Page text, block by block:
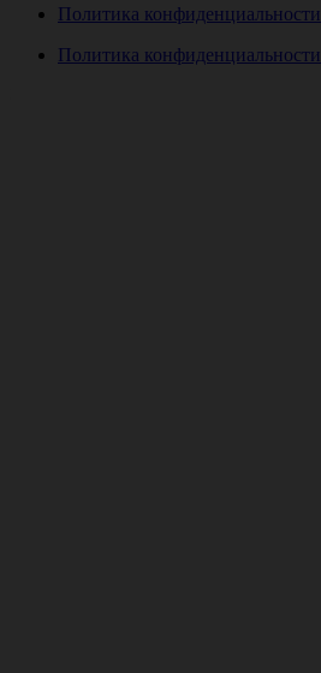
Политика конфиденциальности
Политика конфиденциальности